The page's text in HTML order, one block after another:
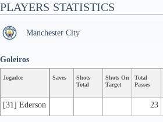
PLAYERS STATISTICS
Manchester City
Jogador Saves
Shots
Total
Shots On
Target
Total
Passes
[31] Ederson 23
Goleiros